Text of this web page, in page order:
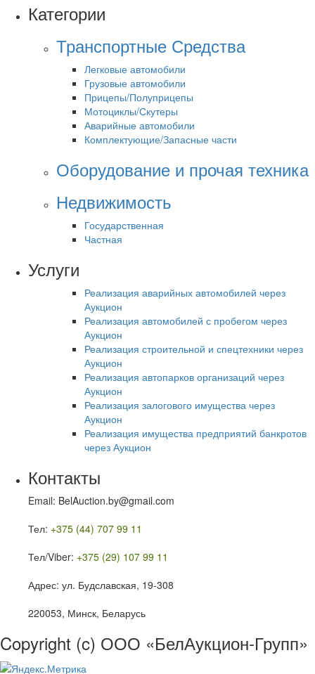
Категории
Транспортные Средства
Легковые автомобили
Грузовые автомобили
Прицепы/Полуприцепы
Мотоциклы/Скутеры
Аварийные автомобили
Комплектующие/Запасные части
Оборудование и прочая техника
Недвижимость
Государственная
Частная
Услуги
Реализация аварийных автомобилей через
Аукцион
Реализация автомобилей с пробегом через
Аукцион
Реализация строительной и спецтехники через
Аукцион
Реализация автопарков организаций через
Аукцион
Реализация залогового имущества через
Аукцион
Реализация имущества предприятий банкротов
через Аукцион
Контакты
Email: BelAuction.by@gmail.com
Тел: +375 (44) 707 99 11
Тел/Viber: +375 (29) 107 99 11
Адрес: ул. Будславская, 19-308
220053, Минск, Беларусь
Copyright (c) ООО «БелАукцион-Групп»